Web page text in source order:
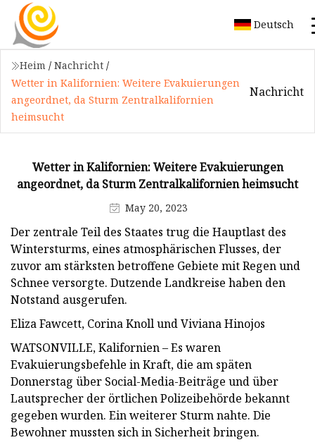
Deutsch
Heim / Nachricht /
Wetter in Kalifornien: Weitere Evakuierungen
angeordnet, da Sturm Zentralkalifornien
heimsucht
Nachricht
Wetter in Kalifornien: Weitere Evakuierungen
angeordnet, da Sturm Zentralkalifornien heimsucht
May 20, 2023
Der zentrale Teil des Staates trug die Hauptlast des
Wintersturms, eines atmosphärischen Flusses, der
zuvor am stärksten betroffene Gebiete mit Regen und
Schnee versorgte. Dutzende Landkreise haben den
Notstand ausgerufen.
Eliza Fawcett, Corina Knoll und Viviana Hinojos
WATSONVILLE, Kalifornien – Es waren
Evakuierungsbefehle in Kraft, die am späten
Donnerstag über Social-Media-Beiträge und über
Lautsprecher der örtlichen Polizeibehörde bekannt
gegeben wurden. Ein weiterer Sturm nahte. Die
Bewohner mussten sich in Sicherheit bringen.